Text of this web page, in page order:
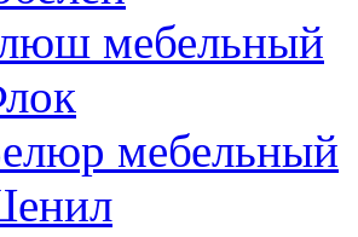
мебельный
мебельный